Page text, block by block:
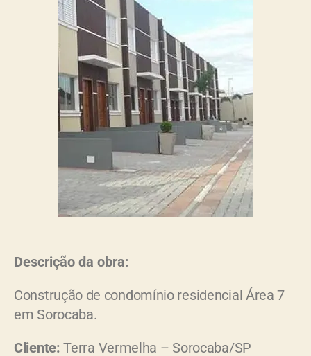
Descrição da obra:
Construção de condomínio residencial Área 7
em Sorocaba.
Cliente:Terra Vermelha – Sorocaba/SP